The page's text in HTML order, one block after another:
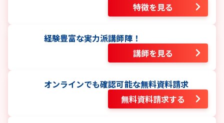
特徴を見る
経験豊富な実力派講師陣！
講師を見る
オンラインでも確認可能な無料資料請求
無料資料請求する